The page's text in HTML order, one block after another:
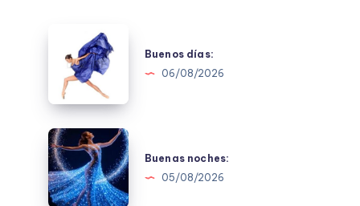
días:
Buenos días:
06/08/2026
Buenas
noches:
Buenas noches:
05/08/2026